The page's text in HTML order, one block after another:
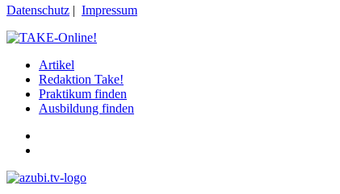
Datenschutz | Impressum
Artikel
Redaktion Take!
Praktikum finden
Ausbildung finden